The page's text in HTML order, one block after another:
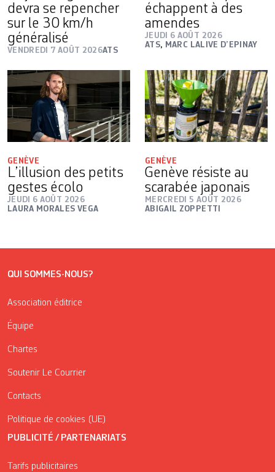
devra se repencher
sur le 30 km/h
généralisé
VENDREDI 7 AOÛT 2026ATS
échappent à des
amendes
JEUDI 6 AOÛT 2026
ATS, MARC LALIVE D’EPINAY
GENÈVE
L’illusion des petits
gestes écolo
JEUDI 6 AOÛT 2026
LAURA MORALES VEGA
GENÈVE
Genève résiste au
scarabée japonais
MERCREDI 5 AOÛT 2026
ABIGAIL ZOPPETTI
QUI SOMMES-NOUS?
Association éditrice
Équipe
Chartes
Soutenir Le Courrier
Contacts
Politique de cookies (UE)
PUBLICITÉ / PARTENARIATS
Tarifs publicitaires